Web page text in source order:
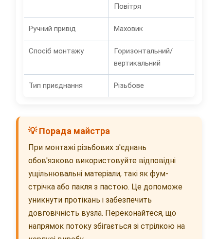
Повітря
Ручний привід Маховик
Спосіб монтажу
Горизонтальний/
вертикальний
Тип приєднання Різьбове
💡 Порада майстра
При монтажі різьбових з'єднань
обов'язково використовуйте відповідні
ущільнювальні матеріали, такі як фум-
стрічка або пакля з пастою. Це допоможе
уникнути протікань і забезпечить
довговічність вузла. Переконайтеся, що
напрямок потоку збігається зі стрілкою на